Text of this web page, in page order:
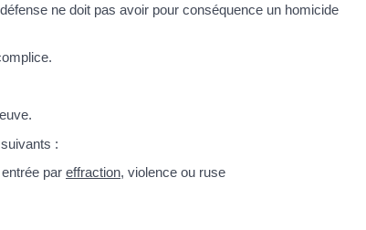
ne doit pas avoir pour conséquence un homicide
:
par effraction, violence ou ruse